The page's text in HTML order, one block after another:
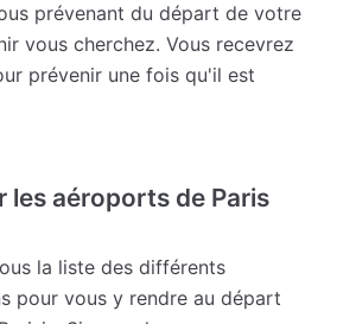
prévenant du départ de votre
vous cherchez. Vous recevrez
prévenir une fois qu'il est
les aéroports de Paris
la liste des différents
pour vous y rendre au départ